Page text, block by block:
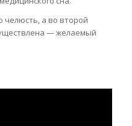
а во второй
— желаемый